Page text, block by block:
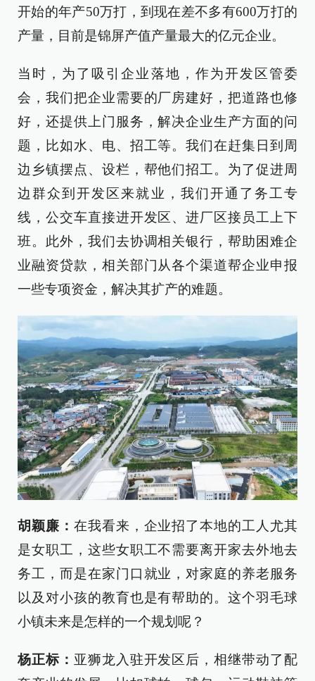
开始的年产50万打，到现在差不多有600万打的
产量，目前是锦屏产值产量最大的亿元企业。
当时，为了吸引企业落地，作为开发区管委
会，我们把企业需要的厂房建好，把道路也修
好，还提供上门服务，解决企业生产方面的问
题，比如水、电、招工等。我们在赶集日到周
边乡镇摆点、设栏，帮他们招工。为了促进周
边群众到开发区来就业，我们开通了务工专
线，公交车直接进开发区、进厂区接员工上下
班。此外，我们去协调相关银行，帮助困难企
业融资贷款，相关部门从各个渠道帮企业申报
一些专项资金，解决其扩产的难题。
胡颖廉： 在我看来，企业招了本地的工人尤其
是女职工，这些女职工不需要离开家去外地去
务工，而是在家门口就业，对家庭的养老服务
以及对小孩的教育也是有帮助的。这个羽毛球
小镇未来是怎样的一个规划呢？
杨正标： 亚狮龙入驻开发区后，相继带动了配